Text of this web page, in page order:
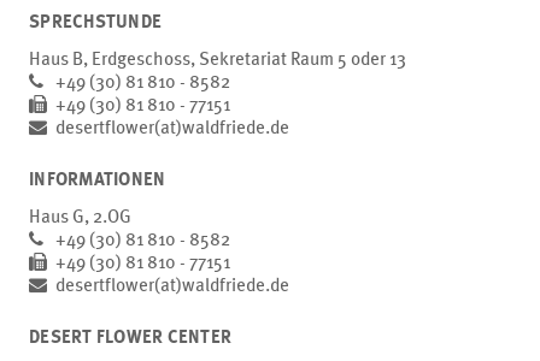
SPRECHSTUNDE
Haus B, Erdgeschoss, Sekretariat Raum 5 oder 13
+49 (30) 81 810 - 8582
+49 (30) 81 810 - 77151
desertflower(at)waldfriede.de
INFORMATIONEN
Haus G, 2.OG
+49 (30) 81 810 - 8582
+49 (30) 81 810 - 77151
desertflower(at)waldfriede.de
DESERT FLOWER CENTER